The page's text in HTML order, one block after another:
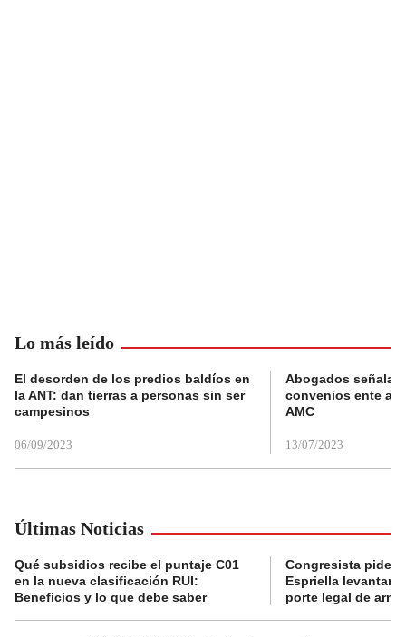
Lo más leído
El desorden de los predios baldíos en
la ANT: dan tierras a personas sin ser
campesinos
06/09/2023
Abogados
convenios ente
AMC
13/07/2023
Últimas Noticias
Qué subsidios recibe el puntaje C01
en la nueva clasificación RUI:
Beneficios y lo que debe saber
Congresista pide a
Espriella levantar
porte legal de